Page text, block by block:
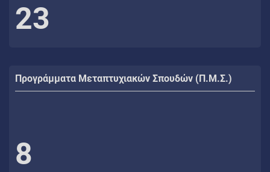
23
Προγράμματα Μεταπτυχιακών Σπουδών (Π.Μ.Σ.)
8